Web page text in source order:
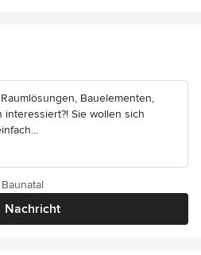
Bauelementen,
Sie wollen sich
Nachricht